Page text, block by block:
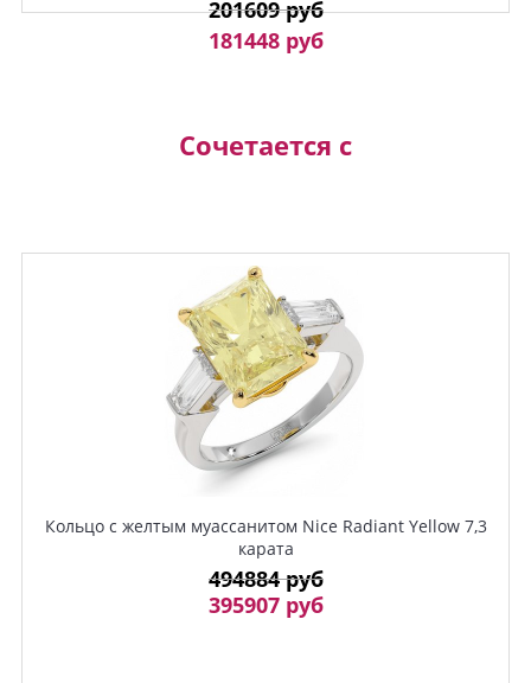
201609 руб
181448 руб
Сочетается с
Кольцо с желтым муассанитом Nice Radiant Yellow 7,3
карата
494884 руб
395907 руб